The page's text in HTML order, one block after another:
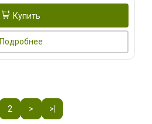
Купить
Подробнее
2 > >|